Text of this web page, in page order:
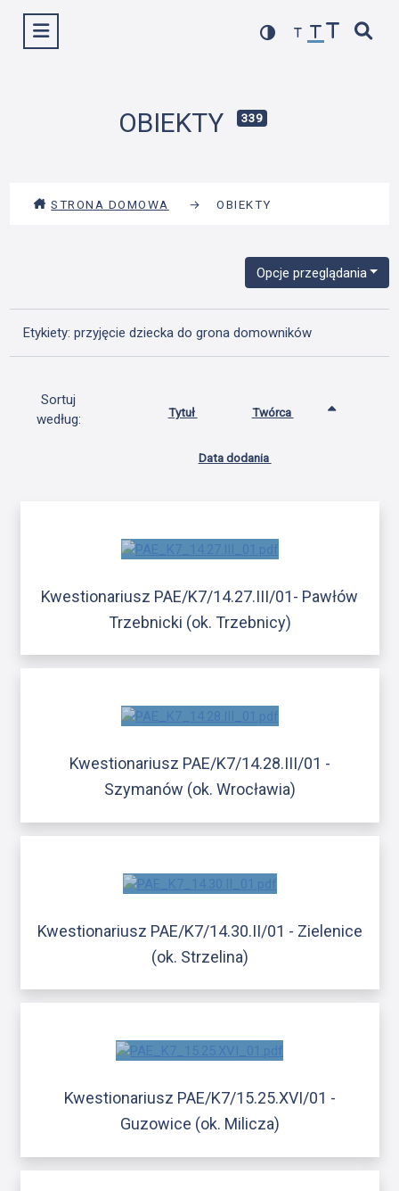
Wyświetl menu
OBIEKTY 339
STRONA DOMOWA → OBIEKTY
Opcje przeglądania
Etykiety: przyjęcie dziecka do grona domowników
Sortuj
według:
Tytuł Twórca
Data dodania
Kwestionariusz PAE/K7/14.27.III/01- Pawłów
Trzebnicki (ok. Trzebnicy)
Kwestionariusz PAE/K7/14.28.III/01 -
Szymanów (ok. Wrocławia)
Kwestionariusz PAE/K7/14.30.II/01 - Zielenice
(ok. Strzelina)
Kwestionariusz PAE/K7/15.25.XVI/01 -
Guzowice (ok. Milicza)